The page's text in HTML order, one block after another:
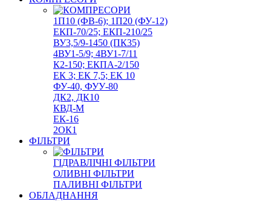
1П10 (ФВ-6); 1П20 (ФУ-12)
ЕКП-70/25; ЕКП-210/25
ВУ3,5/9-1450 (ПК35)
4ВУ1-5/9; 4ВУ1-7/11
К2-150; ЕКПА-2/150
ЕК 3; ЕК 7,5; ЕК 10
ФУ-40, ФУУ-80
ДК2, ДК10
КВД-М
ЕК-16
2ОК1
ФІЛЬТРИ
ГІДРАВЛІЧНІ ФІЛЬТРИ
ОЛИВНІ ФІЛЬТРИ
ПАЛИВНІ ФІЛЬТРИ
ОБЛАДНАННЯ